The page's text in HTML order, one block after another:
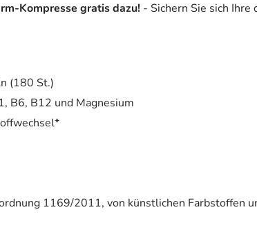
Kompresse gratis dazu! - Sichern Sie sich
(180 St.)
B6, B12 und Magnesium
1169/2011, von künstlichen Farbstoffen